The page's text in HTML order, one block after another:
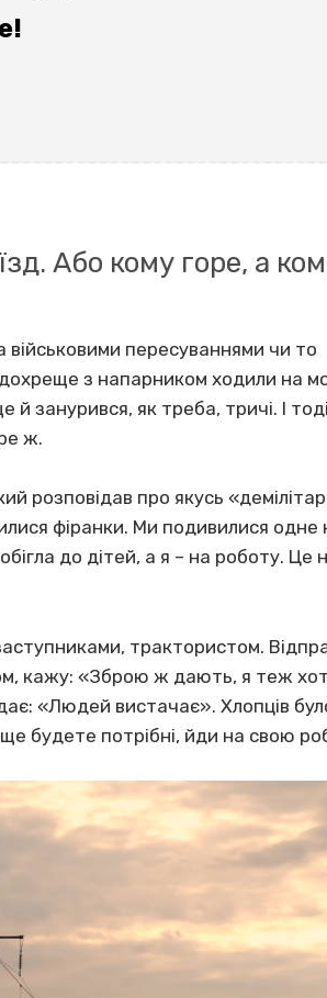
Або кому горе, а
пересуваннями чи то
з напарником ходили на
занурився, як треба, тричі. І
ж.
розповідав про якусь
фіранки. Ми подивилися одне
до дітей, а я – на роботу. Це
трактористом.
кажу: «Зброю ж дають, я теж
«Людей вистачає». Хлопців
будете потрібні, йди на свою